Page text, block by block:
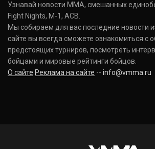
Donald Cerrone
(36-15-0, 1)
Исраэль Адесанья
Israel Adesanya
(19-0-0, 0)
Узнавай новости ММА, смешанных
Fight Nights, M-1, ACB.
Мы собираем для вас последние новости
сайте вы всегда сможете ознакомиться с
предстоящих турниров, посмотреть
бойцами и мировые рейтинги бойцов.
О сайте Реклама на сайте -- info@vmma.ru